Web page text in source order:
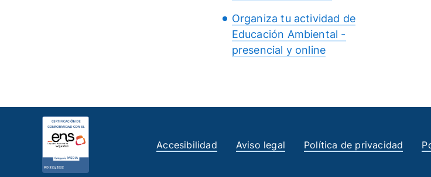
Organiza tu actividad de
Educación Ambiental -
presencial y online
Accesibilidad Aviso legal Política de privacidad